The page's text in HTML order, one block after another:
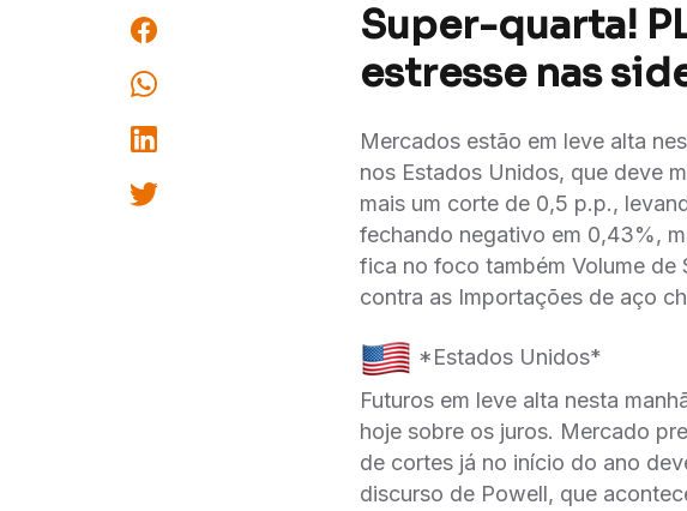
Super-quarta!
estresse nas
Mercados estão em leve alta
nos Estados Unidos, que deve
mais um corte de 0,5 p.p.,
fechando negativo em 0,43%,
fica no foco também Volume de
contra as Importações de aço
*Estados Unidos*
Futuros em leve alta nesta
hoje sobre os juros. Mercado
de cortes já no início do ano
discurso de Powell, que